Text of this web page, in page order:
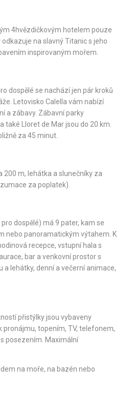
4hvězdičkovým hotelem pouze
na slavný Titanic s jeho
inspirovaným mořem.
dospělé se nachází jen pár kroků
Letovisko Calella vám nabízí
a zábavy. Zábavní parky
také Lloret de Mar jsou do 20 km.
za 45 minut.
200 m, lehátka a slunečníky za
za poplatek).
dospělé) má 9 pater, kam se
nebo panoramatickým výtahem. K
recepce, vstupní hala s
bar a venkovní prostor s
a lehátky, denní a večerní animace,
přistýlky jsou vybaveny
pronájmu, topením, TV, telefonem,
posezením. Maximální
na moře, na bazén nebo